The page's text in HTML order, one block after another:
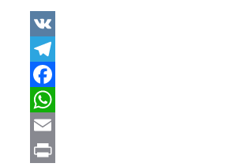
VK
Telegram
Facebook
WhatsApp
Email